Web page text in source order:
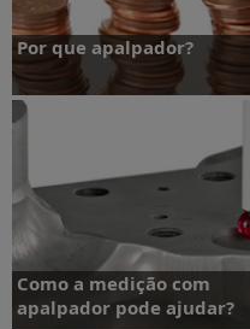
Por que apalpador?
Por que apalpador?
Como a medição com
apalpador pode ajudar?